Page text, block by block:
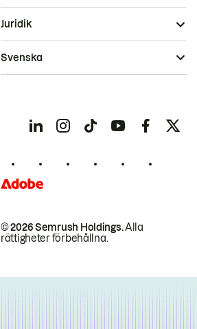
© 2026 Semrush Holdings.Alla
rättigheter förbehållna.
Juridik
Svenska